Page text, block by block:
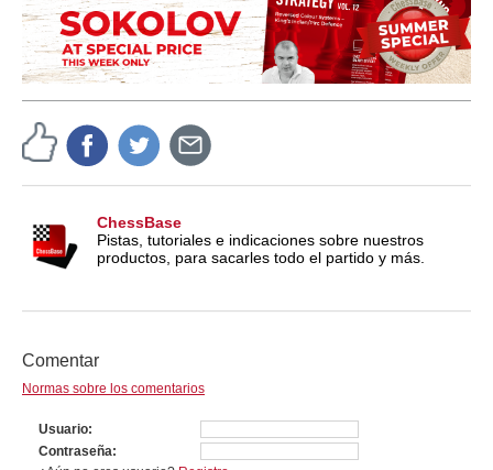
ChessBase
Pistas, tutoriales e indicaciones sobre nuestros
productos, para sacarles todo el partido y más.
Comentar
Normas sobre los comentarios
Usuario
Contraseña